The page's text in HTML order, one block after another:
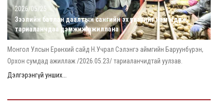
2026/05/25
Зээлийн батлан даалтын сангийн эх үүсвэрийг нэмэгдүүлж,
тариаланчдаа дэмжиж ажиллана
Монгол Улсын Ерөнхий сайд Н.Учрал Сэлэнгэ аймгийн Баруунбүрэн,
Орхон сумдад ажиллаж /2026.05.23/ тариаланчидтай уулзав.
Дэлгэрэнгүй унших...